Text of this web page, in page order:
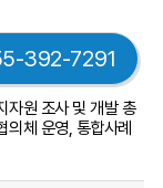
392-7291
자원 조사 및 개발 총
의체 운영, 통합사례